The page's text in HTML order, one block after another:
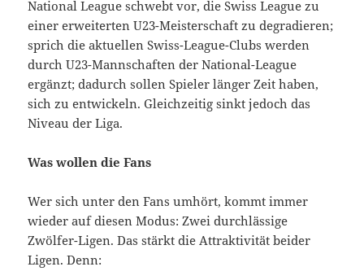
National League schwebt vor, die Swiss League zu
einer erweiterten U23-Meisterschaft zu degradieren;
sprich die aktuellen Swiss-League-Clubs werden
durch U23-Mannschaften der National-League
ergänzt; dadurch sollen Spieler länger Zeit haben,
sich zu entwickeln. Gleichzeitig sinkt jedoch das
Niveau der Liga.
Was wollen die Fans
Wer sich unter den Fans umhört, kommt immer
wieder auf diesen Modus: Zwei durchlässige
Zwölfer-Ligen. Das stärkt die Attraktivität beider
Ligen. Denn: